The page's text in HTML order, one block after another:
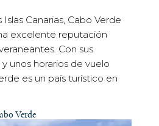
Canarias, Cabo Verde
excelente reputación
Con sus
unos horarios de vuelo
es un país turístico en
Verde